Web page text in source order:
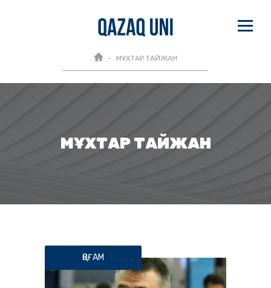
МҰХТАР ТАЙЖАН
МҰХТАР ТАЙЖАН
ҚОҒАМ